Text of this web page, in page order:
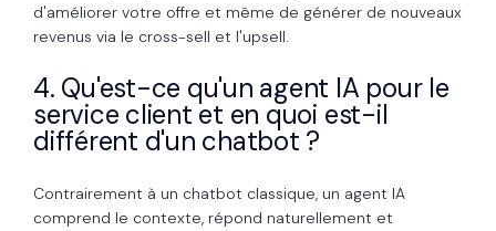
d'améliorer votre offre et même de générer de nouveaux
revenus via le cross-sell et l'upsell.
4. Qu'est-ce qu'un agent IA pour le
service client et en quoi est-il
différent d'un chatbot ?
Contrairement à un chatbot classique, un agent IA
comprend le contexte, répond naturellement et